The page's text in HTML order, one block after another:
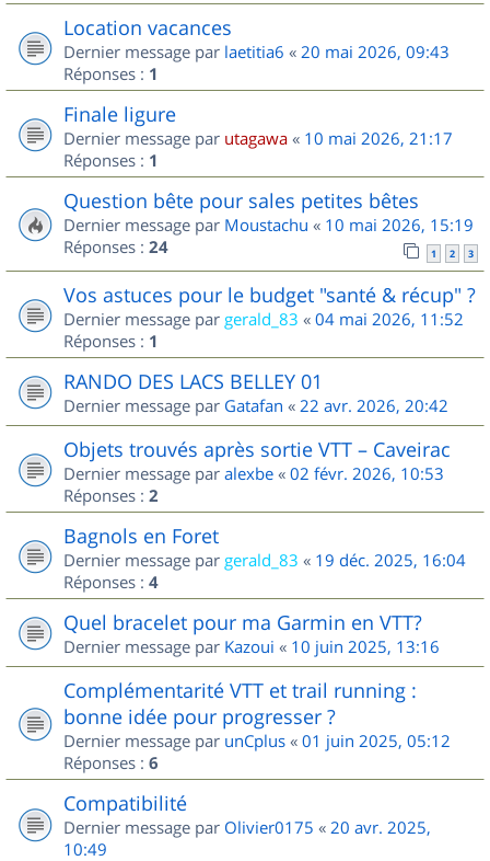
Location vacances
Dernier message par laetitia6 « 20 mai 2026, 09:43
Réponses : 1
Finale ligure
Dernier message par utagawa « 10 mai 2026, 21:17
Réponses : 1
Question bête pour sales petites bêtes
Dernier message par Moustachu « 10 mai 2026, 15:19
Réponses : 24 1 2 3
Vos astuces pour le budget "santé & récup" ?
Dernier message par gerald_83 « 04 mai 2026, 11:52
Réponses : 1
RANDO DES LACS BELLEY 01
Dernier message par Gatafan « 22 avr. 2026, 20:42
Objets trouvés après sortie VTT – Caveirac
Dernier message par alexbe « 02 févr. 2026, 10:53
Réponses : 2
Bagnols en Foret
Dernier message par gerald_83 « 19 déc. 2025, 16:04
Réponses : 4
Quel bracelet pour ma Garmin en VTT?
Dernier message par Kazoui « 10 juin 2025, 13:16
Complémentarité VTT et trail running :
bonne idée pour progresser ?
Dernier message par unCplus « 01 juin 2025, 05:12
Réponses : 6
Compatibilité
Dernier message par Olivier0175 « 20 avr. 2025,
10:49